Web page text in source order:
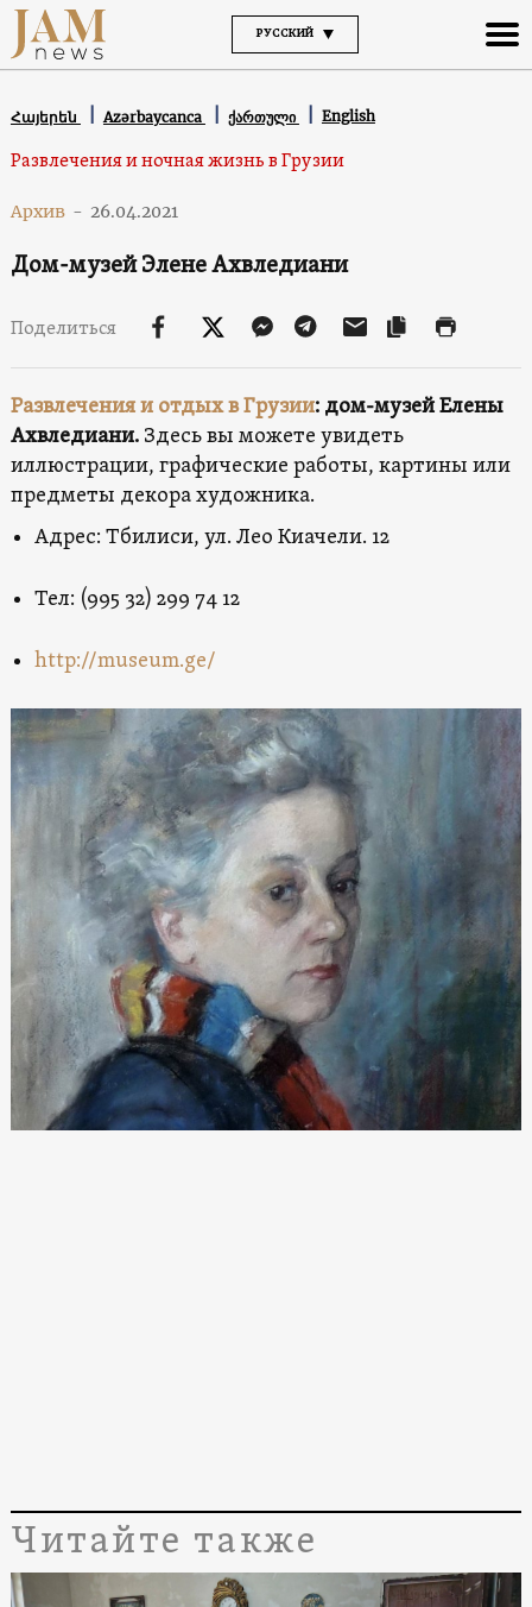
РУССКИЙ
Հայերեն Azərbaycanca ქართული English
Развлечения и ночная жизнь в Грузии
Архив - 26.04.2021
Дом-музей Элене Ахвледиани
Поделиться
Развлечения и отдых в Грузии: дом-музей Елены
Ахвледиани. Здесь вы можете увидеть
иллюстрации, графические работы, картины или
предметы декора художника.
Адрес: Тбилиси, ул. Лео Киачели. 12
Тел: (995 32) 299 74 12
http://museum.ge/
Читайте также